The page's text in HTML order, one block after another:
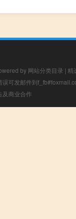
by 网站分类目录 | 精
可发邮件到
及商业合作